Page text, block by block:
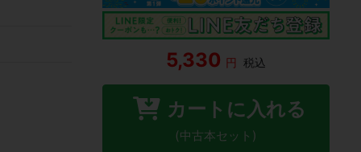
5,330 円 税込
カートに入れる
(中古本セット)